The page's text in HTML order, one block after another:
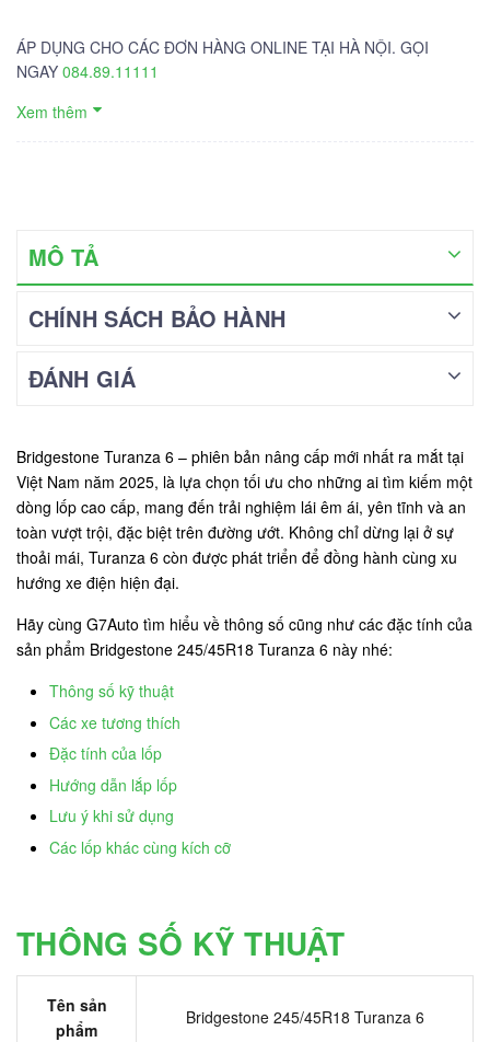
ÁP DỤNG CHO CÁC ĐƠN HÀNG ONLINE TẠI HÀ NỘI. GỌI
NGAY 084.89.11111
Xem thêm
MÔ TẢ
CHÍNH SÁCH BẢO HÀNH
ĐÁNH GIÁ
Bridgestone Turanza 6 – phiên bản nâng cấp mới nhất ra mắt tại
Việt Nam năm 2025, là lựa chọn tối ưu cho những ai tìm kiếm một
dòng lốp cao cấp, mang đến trải nghiệm lái êm ái, yên tĩnh và an
toàn vượt trội, đặc biệt trên đường ướt. Không chỉ dừng lại ở sự
thoải mái, Turanza 6 còn được phát triển để đồng hành cùng xu
hướng xe điện hiện đại.
Hãy cùng G7Auto tìm hiểu về thông số cũng như các đặc tính của
sản phẩm Bridgestone 245/45R18 Turanza 6 này nhé:
Thông số kỹ thuật
Các xe tương thích
Đặc tính của lốp
Hướng dẫn lắp lốp
Lưu ý khi sử dụng
Các lốp khác cùng kích cỡ
THÔNG SỐ KỸ THUẬT
Tên sản
phẩm
Bridgestone 245/45R18 Turanza 6